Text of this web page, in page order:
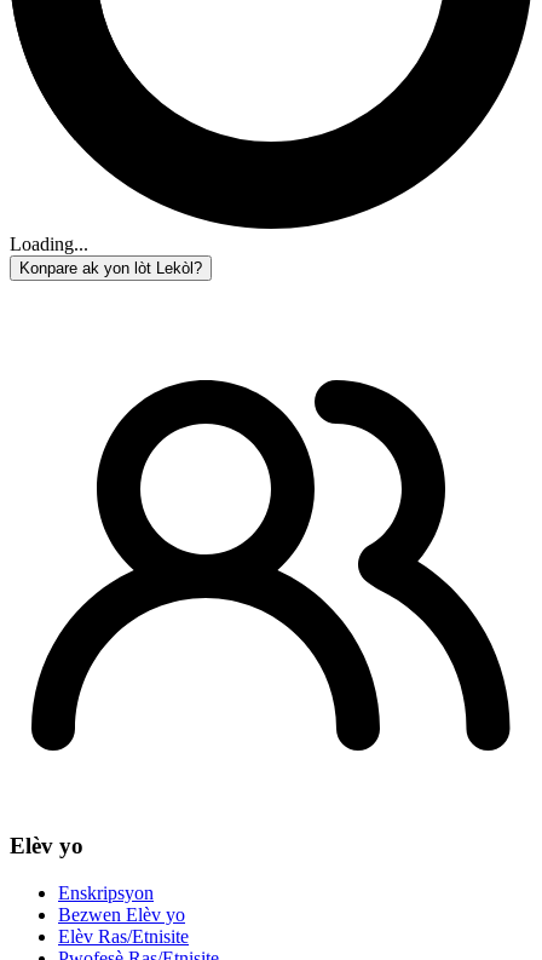
Loading...
Konpare ak yon lòt Lekòl?
Elèv yo
Enskripsyon
Bezwen Elèv yo
Elèv Ras/Etnisite